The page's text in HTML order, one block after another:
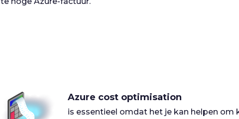
Azure cost optimisation
is essentieel omdat het je kan helpen om